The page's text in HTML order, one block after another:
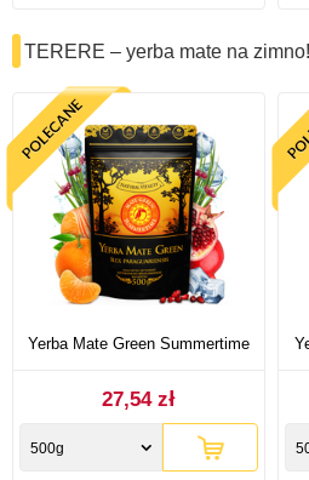
TERERE – yerba mate na zimno!
Yerba Mate Green Summertime
27,54 zł
500g